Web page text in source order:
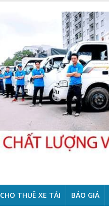
CHO THUÊ XE TẢI BÁO GIÁ